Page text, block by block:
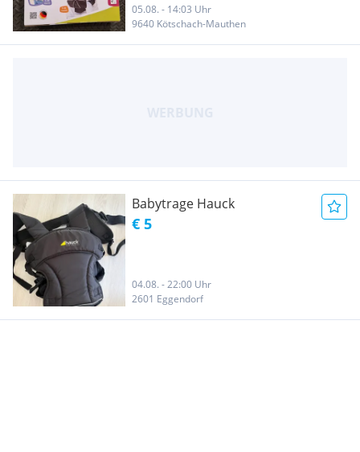
05.08. - 14:03 Uhr
9640 Kötschach-Mauthen
Babytrage Hauck
€ 5
04.08. - 22:00 Uhr
2601 Eggendorf